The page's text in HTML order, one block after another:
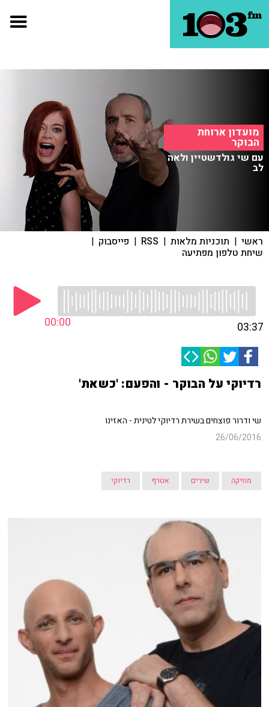
מועדון ארוחת
הבוקר
עם שי גולדשטיין ולאה
לב
ראשי | תוכניות מלאות |
RSS
| פייסבוק |
שיחת טלפון מפתיעה
00:00 03:37
רדיוקי על הבוקר - והפעם: 'כשאת'
שי ודרור פוצחים בשירת רדיוקי לטינית - האזינו
26/06/2016
מוזיקה שירים אטרף רדיוקי